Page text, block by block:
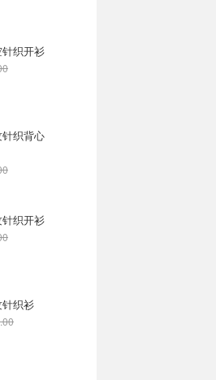
织开衫
织背心
织开衫
织衫